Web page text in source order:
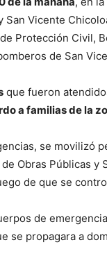
Vicente
Protección Civil,
de San
que fueron
a familias de la
se movilizó
Obras Públicas
de que se
de
se propagara a